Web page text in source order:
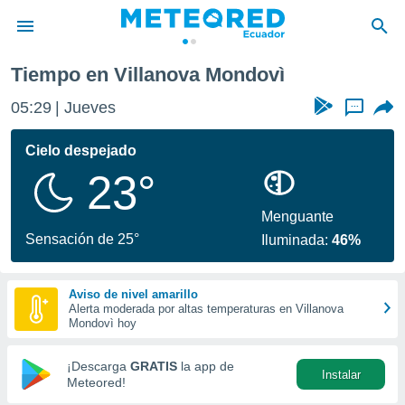
de
ha
calidad.
a este
las
y
forma
digital
basada
Tiempo en Villanova Mondovì
05:29 Jueves ...
Cielo despejado
23°
Sensación de 25°
Menguante
Iluminada:46%
Aviso de nivel amarillo
Alerta moderada por altas temperaturas en Villanova
Mondovì hoy
¡Descarga GRATIS la app de
Meteored!
Instalar